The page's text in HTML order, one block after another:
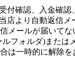
付確認、入金確認
店より自動返信メ
メールが届いてな
ルフォルダ)または
は一時的に解除を